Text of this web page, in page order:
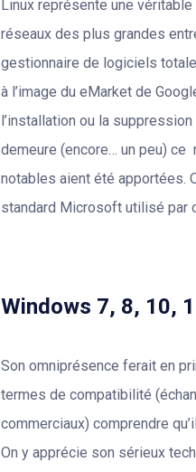
Linux représente une
réseaux des plus grandes
gestionnaire de logiciels
à l’image du eMarket de
l’installation ou la
demeure (encore… un peu) ce
notables aient été apportées.
standard Microsoft utilisé par
Windows 7, 8, 10,
Son omniprésence ferait en
termes de compatibilité
commerciaux) comprendre
On y apprécie son sérieux